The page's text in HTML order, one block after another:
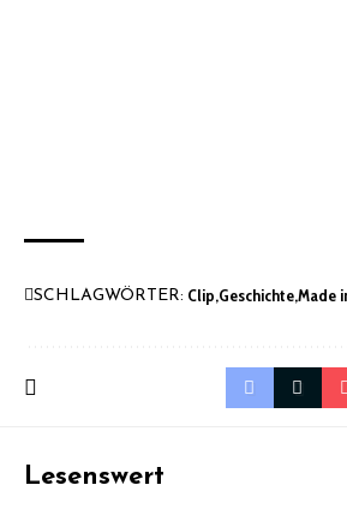
SCHLAGWÖRTER: Clip GeschichteMade
Lesenswert